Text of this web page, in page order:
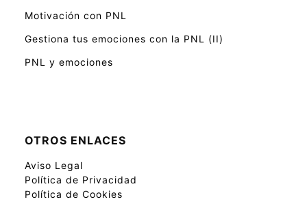
Motivación con PNL
Gestiona tus emociones con la PNL (II)
PNL y emociones
OTROS ENLACES
Aviso Legal
Política de Privacidad
Política de Cookies